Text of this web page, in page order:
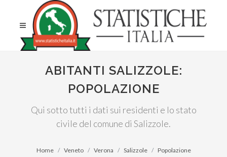
ABITANTI SALIZZOLE:
POPOLAZIONE
Qui sotto tutti i dati sui residenti e lo stato
civile del comune di Salizzole.
Home Veneto Verona Salizzole Popolazione